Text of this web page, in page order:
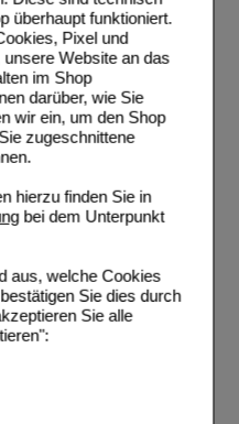
überhaupt funktioniert.
Pixel und
Website an das
im Shop
darüber, wie Sie
wir ein, um den Shop
zugeschnittene
hierzu finden Sie in
bei dem Unterpunkt
aus, welche Cookies
Sie dies durch
Sie alle